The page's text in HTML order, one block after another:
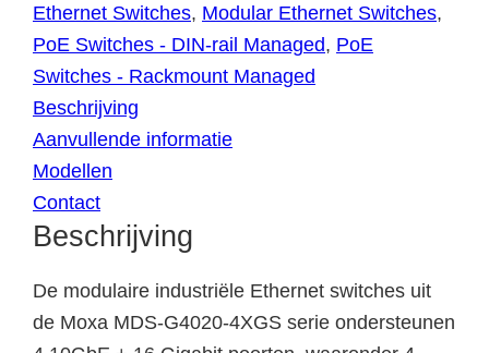
Ethernet Switches, Modular Ethernet Switches,
PoE Switches - DIN-rail Managed, PoE
Switches - Rackmount Managed
Beschrijving
Aanvullende informatie
Modellen
Contact
Beschrijving
De modulaire industriële Ethernet switches uit
de Moxa MDS-G4020-4XGS serie ondersteunen